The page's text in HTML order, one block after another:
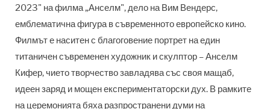
2023" на филма „Анселм", дело на Вим Вендерс,
емблематична фигура в съвременното европейско кино.
Филмът е наситен с благоговение портрет на един
титаничен съвременен художник и скулптор – Анселм
Кифер, чието творчество завладява със своя мащаб,
идеен заряд и мощен експериментаторски дух. В рамките
на церемонията бяха разпространени думи на